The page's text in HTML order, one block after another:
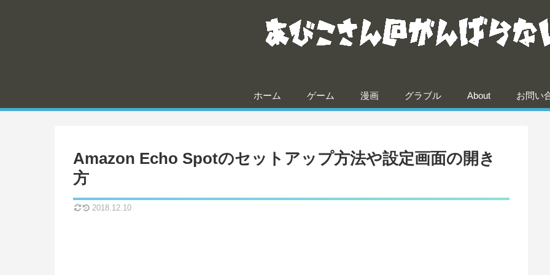
ホーム ゲーム 漫画 グラブル About お問い
Amazon Echo Spotのセットアップ方法や設定画面の開き
方
2018.12.10